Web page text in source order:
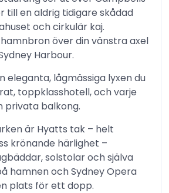
till en aldrig tidigare skådad
och cirkulär kaj.
över din vänstra axel
Harbour.
eleganta, lågmässiga lyxen du
toppklasshotell, och varje
privata balkong.
är Hyatts tak – helt
krönande härlighet –
solstolar och själva
hamnen och Sydney Opera
plats för ett dopp.